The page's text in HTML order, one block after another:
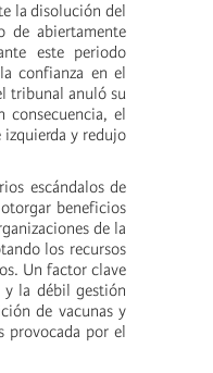
la disolución del
de abiertamente
este periodo
confianza en el
tribunal anuló su
el
y redujo
escándalos de
beneficios
de la
los recursos
Un factor clave
la débil gestión
de vacunas y
provocada por el